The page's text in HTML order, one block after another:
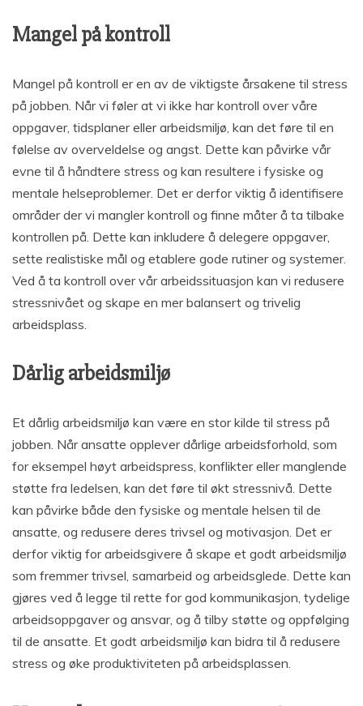
Mangel på kontroll
Mangel på kontroll er en av de viktigste årsakene til stress
på jobben. Når vi føler at vi ikke har kontroll over våre
oppgaver, tidsplaner eller arbeidsmiljø, kan det føre til en
følelse av overveldelse og angst. Dette kan påvirke vår
evne til å håndtere stress og kan resultere i fysiske og
mentale helseproblemer. Det er derfor viktig å identifisere
områder der vi mangler kontroll og finne måter å ta tilbake
kontrollen på. Dette kan inkludere å delegere oppgaver,
sette realistiske mål og etablere gode rutiner og systemer.
Ved å ta kontroll over vår arbeidssituasjon kan vi redusere
stressnivået og skape en mer balansert og trivelig
arbeidsplass.
Dårlig arbeidsmiljø
Et dårlig arbeidsmiljø kan være en stor kilde til stress på
jobben. Når ansatte opplever dårlige arbeidsforhold, som
for eksempel høyt arbeidspress, konflikter eller manglende
støtte fra ledelsen, kan det føre til økt stressnivå. Dette
kan påvirke både den fysiske og mentale helsen til de
ansatte, og redusere deres trivsel og motivasjon. Det er
derfor viktig for arbeidsgivere å skape et godt arbeidsmiljø
som fremmer trivsel, samarbeid og arbeidsglede. Dette kan
gjøres ved å legge til rette for god kommunikasjon, tydelige
arbeidsoppgaver og ansvar, og å tilby støtte og oppfølging
til de ansatte. Et godt arbeidsmiljø kan bidra til å redusere
stress og øke produktiviteten på arbeidsplassen.